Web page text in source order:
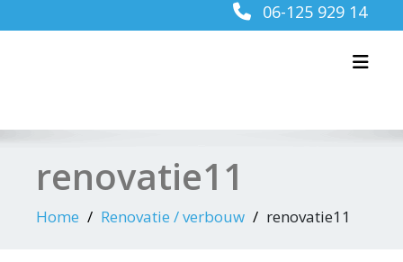
06-125 929 14
renovatie11
Home Renovatie / verbouw renovatie11